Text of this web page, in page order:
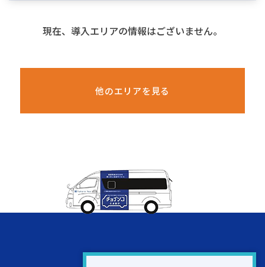
現在、導入エリアの情報はございません。
他のエリアを見る